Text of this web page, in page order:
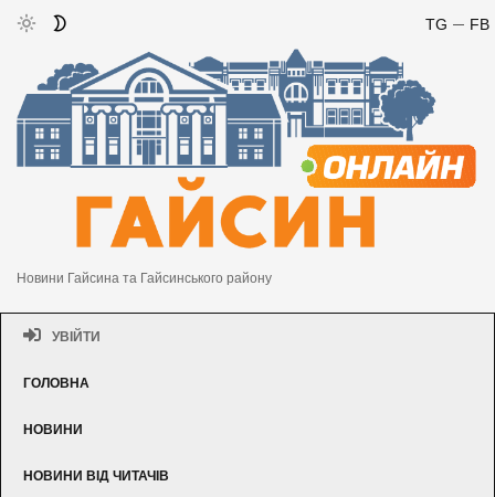
FB
TG
Новини Гайсина та Гайсинського району
УВІЙТИ
ГОЛОВНА
НОВИНИ
НОВИНИ ВІД ЧИТАЧІВ